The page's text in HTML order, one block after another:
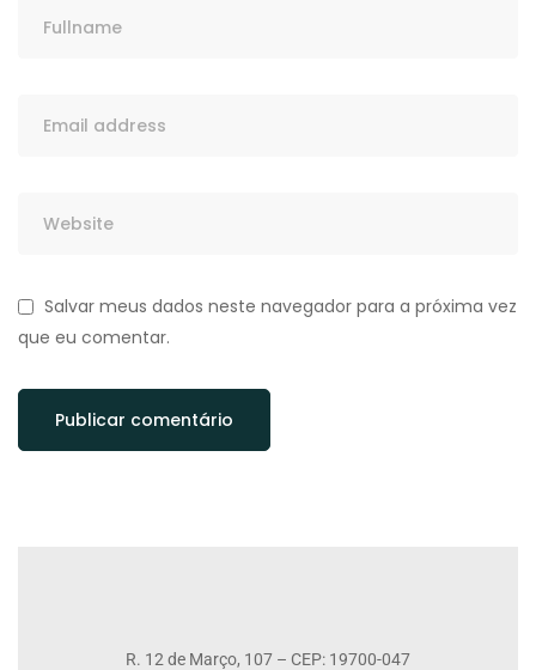
Salvar meus dados neste navegador para a próxima vez
que eu comentar.
R. 12 de Março, 107 – CEP: 19700-047